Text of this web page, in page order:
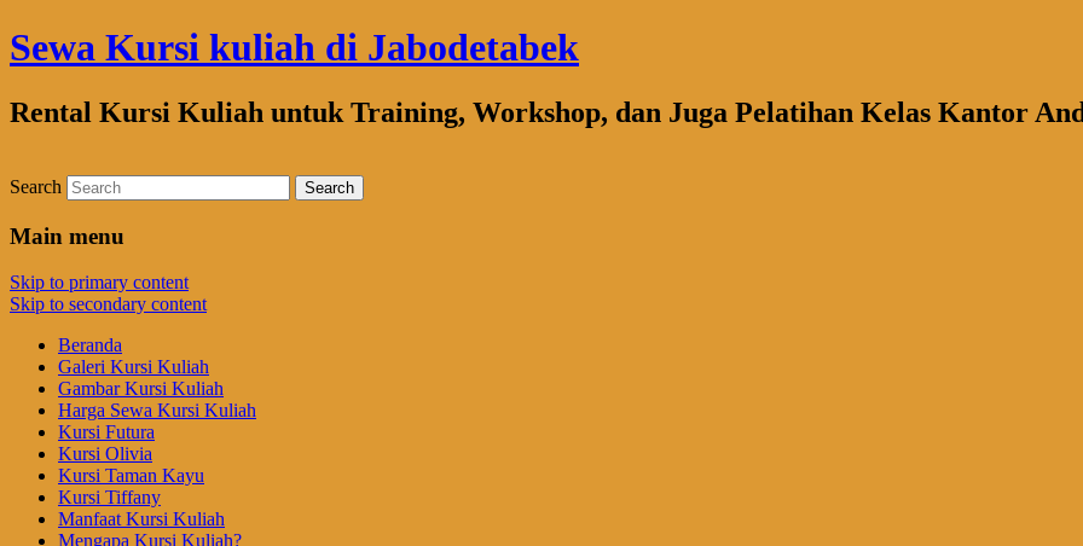
Sewa Kursi kuliah di Jabodetabek
Rental Kursi Kuliah untuk Training, Workshop, dan Juga Pelatihan Kelas Kantor
Search
Main menu
Skip to primary content
Skip to secondary content
Beranda
Galeri Kursi Kuliah
Gambar Kursi Kuliah
Harga Sewa Kursi Kuliah
Kursi Futura
Kursi Olivia
Kursi Taman Kayu
Kursi Tiffany
Manfaat Kursi Kuliah
Mengapa Kursi Kuliah?